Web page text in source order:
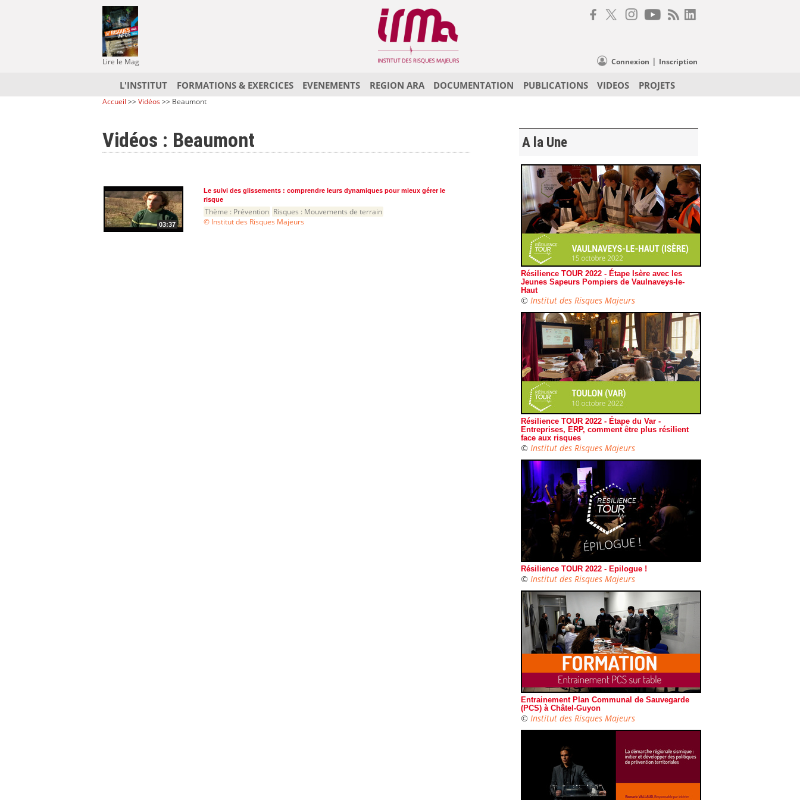
Lire le Mag Connexion | Inscription
L'INSTITUT FORMATIONS & EXERCICES EVENEMENTS REGION ARA DOCUMENTATION PUBLICATIONS VIDEOS PROJETS
Accueil >>Vidéos>> Beaumont
Vidéos : Beaumont
03:37
Le suivi des glissements : comprendre leurs dynamiques pour mieux gérer le
risque
Thème : Prévention Risques : Mouvements de terrain
© Institut des Risques Majeurs
A la Une
Résilience TOUR 2022 - Étape Isère avec les
Jeunes Sapeurs Pompiers de Vaulnaveys-le-
Haut
© Institut des Risques Majeurs
Résilience TOUR 2022 - Étape du Var -
Entreprises, ERP, comment être plus résilient
face aux risques
© Institut des Risques Majeurs
Résilience TOUR 2022 - Epilogue !
© Institut des Risques Majeurs
Entrainement Plan Communal de Sauvegarde
(PCS) à Châtel-Guyon
© Institut des Risques Majeurs